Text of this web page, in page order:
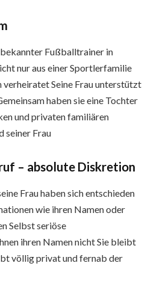
Fußballtrainer in
nur aus einer Sportlerfamilie
verheiratet Seine Frau unterstützt
haben sie eine Tochter
und privaten familiären
seiner Frau
– absolute Diskretion
Frau haben sich entschieden
wie ihren Namen oder
Selbst seriöse
ihren Namen nicht Sie bleibt
völlig privat und fernab der